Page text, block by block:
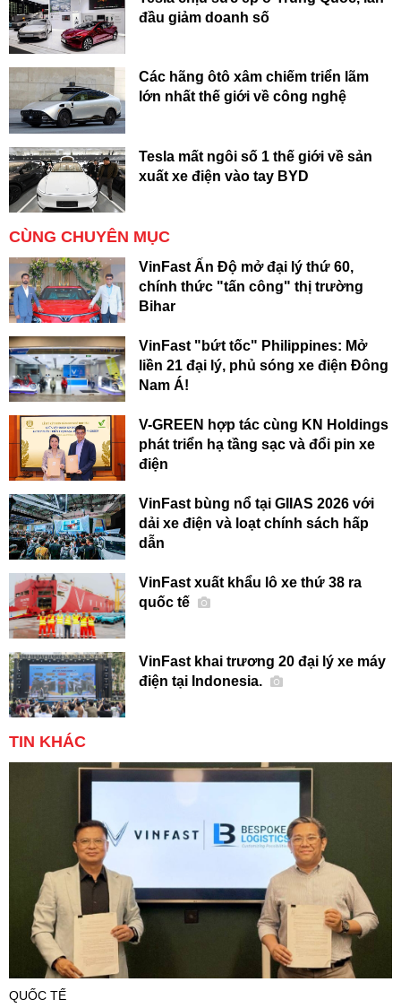
đầu giảm doanh số
Các hãng ôtô xâm chiếm triển lãm
lớn nhất thế giới về công nghệ
Tesla mất ngôi số 1 thế giới về sản
xuất xe điện vào tay BYD
CÙNG CHUYÊN MỤC
VinFast Ấn Độ mở đại lý thứ 60,
chính thức "tấn công" thị trường
Bihar
VinFast "bứt tốc" Philippines: Mở
liền 21 đại lý, phủ sóng xe điện Đông
Nam Á!
V-GREEN hợp tác cùng KN Holdings
phát triển hạ tầng sạc và đổi pin xe
điện
VinFast bùng nổ tại GIIAS 2026 với
dải xe điện và loạt chính sách hấp
dẫn
VinFast xuất khẩu lô xe thứ 38 ra
quốc tế
VinFast khai trương 20 đại lý xe máy
điện tại Indonesia.
TIN KHÁC
QUỐC TẾ